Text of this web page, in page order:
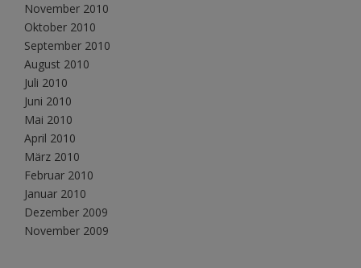
November 2010
Oktober 2010
September 2010
August 2010
Juli 2010
Juni 2010
Mai 2010
April 2010
März 2010
Februar 2010
Januar 2010
Dezember 2009
November 2009